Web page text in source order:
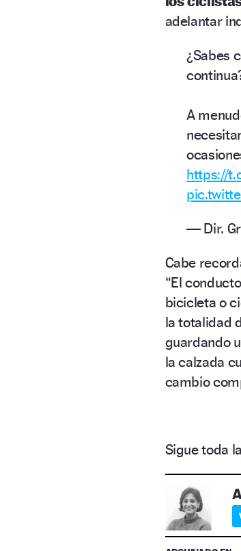
adelantar
¿Sabes
A
https://
— Dir.
Cabe
“El
bicicleta o
la totalidad
guardando
la calzada
cambio
Sigue toda